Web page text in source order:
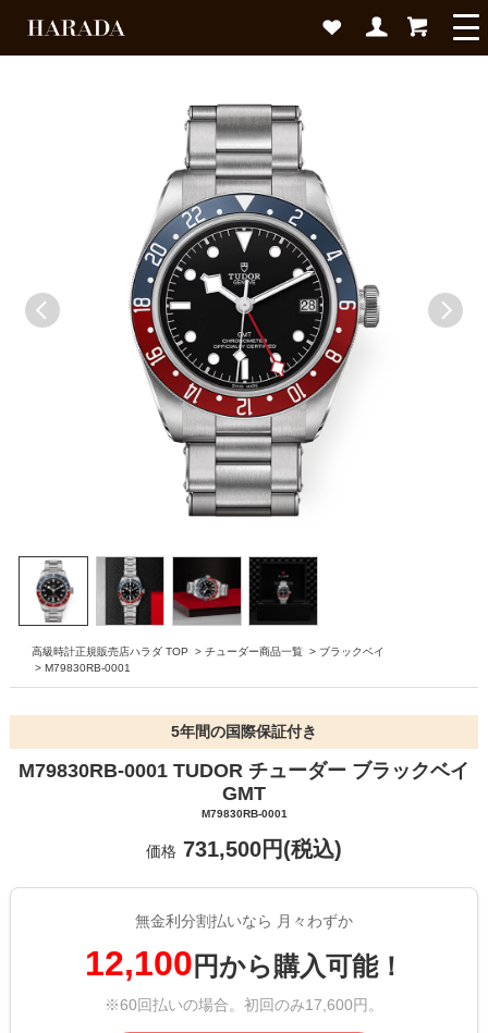
高級時計正規販売店ハラダ TOP > チューダー商品一覧 > ブラックベイ
> M79830RB-0001
5年間の国際保証付き
M79830RB-0001 TUDOR チューダー ブラックベイ
GMT
M79830RB-0001
価格 731,500円(税込)
無金利分割払いなら 月々わずか
12,100 円から購入可能！
※60回払いの場合。初回のみ17,600円。